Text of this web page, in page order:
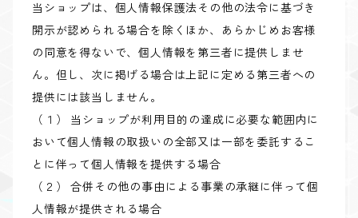
当ショップは、個人情報保護法その他の法令に基づき
開示が認められる場合を除くほか、あらかじめお客様
の同意を得ないで、個人情報を第三者に提供しませ
ん。但し、次に掲げる場合は上記に定める第三者への
提供には該当しません。
（１） 当ショップが利用目的の達成に必要な範囲内に
おいて個人情報の取扱いの全部又は一部を委託するこ
とに伴って個人情報を提供する場合
（２） 合併その他の事由による事業の承継に伴って個
人情報が提供される場合